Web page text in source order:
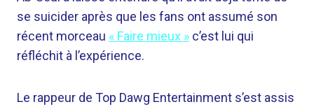
se suicider après que les fans ont assumé son
récent morceau « Faire mieux » c’est lui qui
réfléchit à l’expérience.
Le rappeur de Top Dawg Entertainment s’est assis